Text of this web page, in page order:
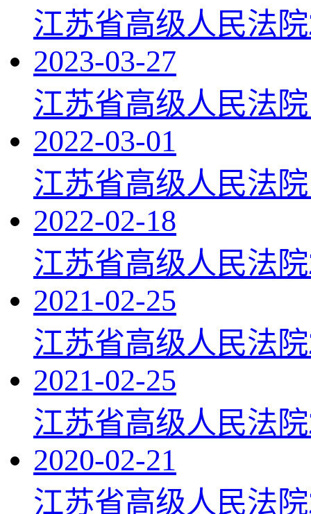
江苏省高级人民法
2023-03-27
江苏省高级人民法
2022-03-01
江苏省高级人民法
2022-02-18
江苏省高级人民法
2021-02-25
江苏省高级人民法
2021-02-25
江苏省高级人民法
2020-02-21
江苏省高级人民法